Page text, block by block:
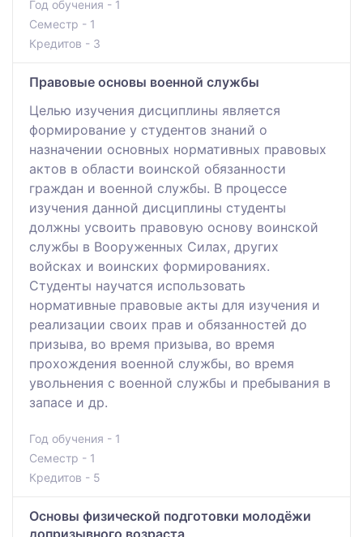
Год обучения - 1
Семестр - 1
Кредитов - 3
Правовые основы военной службы
Целью изучения дисциплины является
формирование у студентов знаний о
назначении основных нормативных правовых
актов в области воинской обязанности
граждан и военной службы. В процессе
изучения данной дисциплины студенты
должны усвоить правовую основу воинской
службы в Вооруженных Силах, других
войсках и воинских формированиях.
Студенты научатся использовать
нормативные правовые акты для изучения и
реализации своих прав и обязанностей до
призыва, во время призыва, во время
прохождения военной службы, во время
увольнения с военной службы и пребывания в
запасе и др.
Год обучения - 1
Семестр - 1
Кредитов - 5
Основы физической подготовки молодёжи
допризывного возраста